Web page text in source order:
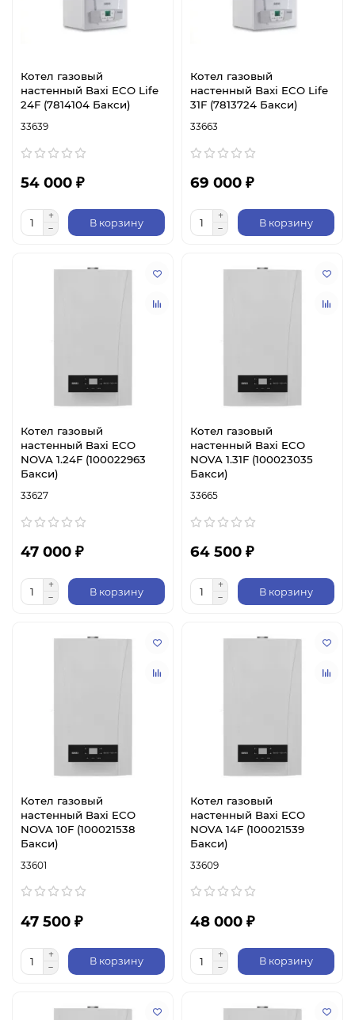
Котел газовый
настенный Baxi ECO Life
24F (7814104 Бакси)
33639
54 000 ₽
В корзину
Котел газовый
настенный Baxi ECO Life
31F (7813724 Бакси)
33663
69 000 ₽
В корзину
Котел газовый
настенный Baxi ECO
NOVA 1.24F (100022963
Бакси)
33627
47 000 ₽
В корзину
Котел газовый
настенный Baxi ECO
NOVA 1.31F (100023035
Бакси)
33665
64 500 ₽
В корзину
Котел газовый
настенный Baxi ECO
NOVA 10F (100021538
Бакси)
33601
47 500 ₽
В корзину
Котел газовый
настенный Baxi ECO
NOVA 14F (100021539
Бакси)
33609
48 000 ₽
В корзину